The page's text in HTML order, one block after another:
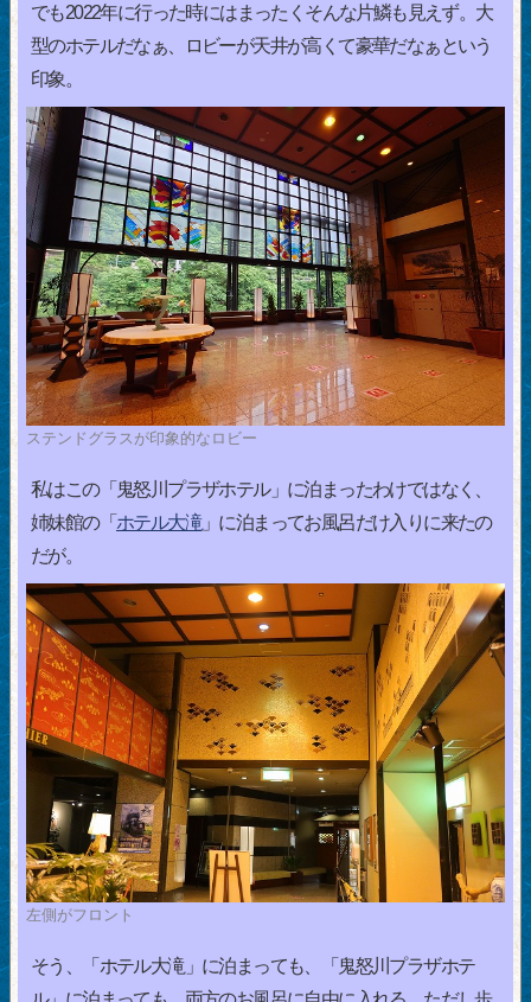
でも2022年に行った時にはまったくそんな片鱗も見えず。大
型のホテルだなぁ、ロビーが天井が高くて豪華だなぁという
印象。
ステンドグラスが印象的なロビー
私はこの「鬼怒川プラザホテル」に泊まったわけではなく、
姉妹館の「 ホテル大滝」に泊まってお風呂だけ入りに来たの
だが。
左側がフロント
そう、「ホテル大滝」に泊まっても、「鬼怒川プラザホテ